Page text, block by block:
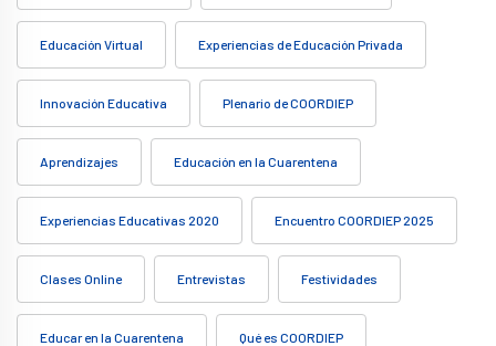
Educación Virtual Experiencias de Educación Privada
Innovación Educativa Plenario de COORDIEP
Aprendizajes Educación en la Cuarentena
Experiencias Educativas 2020 Encuentro COORDIEP 2025
Clases Online Entrevistas Festividades
Educar en la Cuarentena Qué es COORDIEP